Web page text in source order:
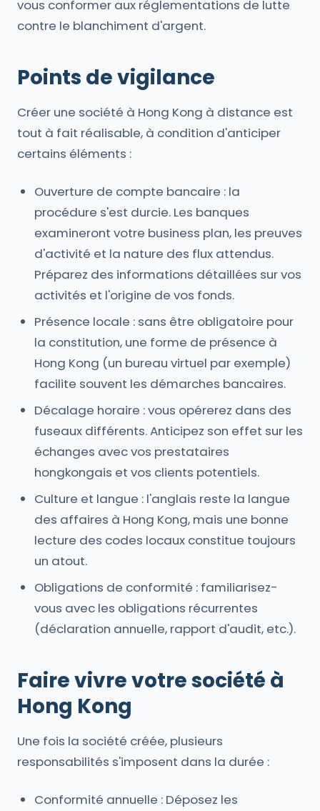
vous conformer aux réglementations de lutte
contre le blanchiment d'argent.
Points de vigilance
Créer une société à Hong Kong à distance est
tout à fait réalisable, à condition d'anticiper
certains éléments :
Ouverture de compte bancaire : la
procédure s'est durcie. Les banques
examineront votre business plan, les preuves
d'activité et la nature des flux attendus.
Préparez des informations détaillées sur vos
activités et l'origine de vos fonds.
Présence locale : sans être obligatoire pour
la constitution, une forme de présence à
Hong Kong (un bureau virtuel par exemple)
facilite souvent les démarches bancaires.
Décalage horaire : vous opérerez dans des
fuseaux différents. Anticipez son effet sur les
échanges avec vos prestataires
hongkongais et vos clients potentiels.
Culture et langue : l'anglais reste la langue
des affaires à Hong Kong, mais une bonne
lecture des codes locaux constitue toujours
un atout.
Obligations de conformité : familiarisez-
vous avec les obligations récurrentes
(déclaration annuelle, rapport d'audit, etc.).
Faire vivre votre société à
Hong Kong
Une fois la société créée, plusieurs
responsabilités s'imposent dans la durée :
Conformité annuelle : Déposez les